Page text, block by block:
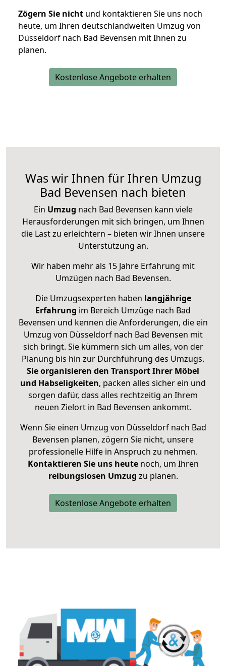
Zögern Sie nicht und kontaktieren Sie uns noch
heute, um Ihren deutschlandweiten Umzug von
Düsseldorf nach Bad Bevensen mit Ihnen zu
planen.
Kostenlose Angebote erhalten
Was wir Ihnen für Ihren Umzug
Bad Bevensen nach bieten
Ein Umzug nach Bad Bevensen kann viele
Herausforderungen mit sich bringen, um Ihnen
die Last zu erleichtern – bieten wir Ihnen unsere
Unterstützung an.
Wir haben mehr als 15 Jahre Erfahrung mit
Umzügen nach Bad Bevensen.
Die Umzugsexperten haben langjährige
Erfahrung im Bereich Umzüge nach Bad
Bevensen und kennen die Anforderungen, die ein
Umzug von Düsseldorf nach Bad Bevensen mit
sich bringt. Sie kümmern sich um alles, von der
Planung bis hin zur Durchführung des Umzugs.
Sie organisieren den Transport Ihrer Möbel
und Habseligkeiten, packen alles sicher ein und
sorgen dafür, dass alles rechtzeitig an Ihrem
neuen Zielort in Bad Bevensen ankommt.
Wenn Sie einen Umzug von Düsseldorf nach Bad
Bevensen planen, zögern Sie nicht, unsere
professionelle Hilfe in Anspruch zu nehmen.
Kontaktieren Sie uns heutenoch, um Ihren
reibungslosen Umzug zu planen.
Kostenlose Angebote erhalten